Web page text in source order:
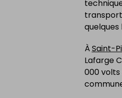
quelques
ÀSaint-
Lafarge
000 volts